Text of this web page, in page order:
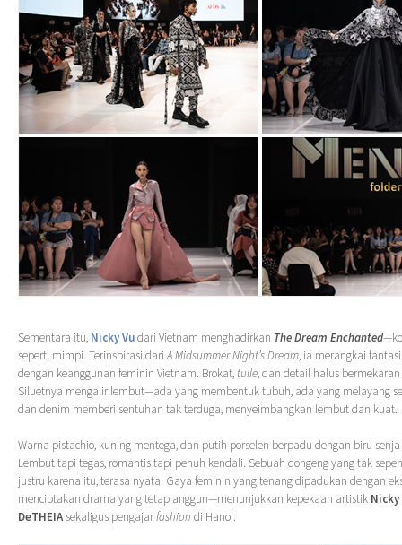
Sementara itu, Nicky Vudari Vietnam menghadirkan The Dream Enchanted
seperti mimpi. Terinspirasi dariA Midsummer Night’s Dream, ia merangkai
dengan keanggunan feminin Vietnam. Brokat, tulle, dan detail halus
Siluetnya mengalir lembut—ada yang membentuk tubuh, ada yang melayang
dan denim memberi sentuhan tak terduga, menyeimbangkan lembut dan kuat.
Warna pistachio, kuning mentega, dan putih porselen berpadu dengan biru
Lembut tapi tegas, romantis tapi penuh kendali. Sebuah dongeng yang tak
justru karena itu, terasa nyata. Gaya feminin yang tenang dipadukan dengan
menciptakan drama yang tetap anggun—menunjukkan kepekaan artistik Nicky
DeTHEIA sekaligus pengajarfashion di Hanoi.